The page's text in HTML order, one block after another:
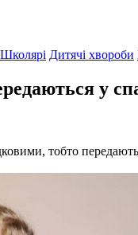
Школярі Дитячі хвороби
у
тобто